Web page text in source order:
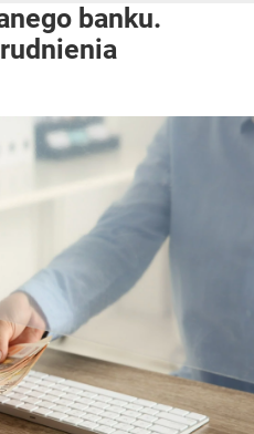
banku.